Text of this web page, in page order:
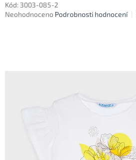
Kód: 3003-085-2
Průměrné
Neohodnoceno Podrobnosti hodnocení